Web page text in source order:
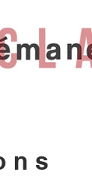
n s